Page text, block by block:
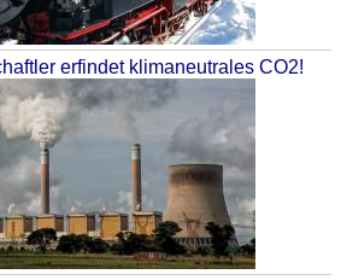
erfindet klimaneutrales CO2!